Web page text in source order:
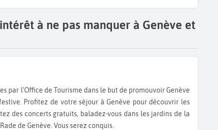
à ne pas manquer à Genève et
Profitez de votre séjour à Genève pour découvrir les
des concerts gratuits, baladez-vous dans les jardins de la
de Genève. Vous serez conquis.